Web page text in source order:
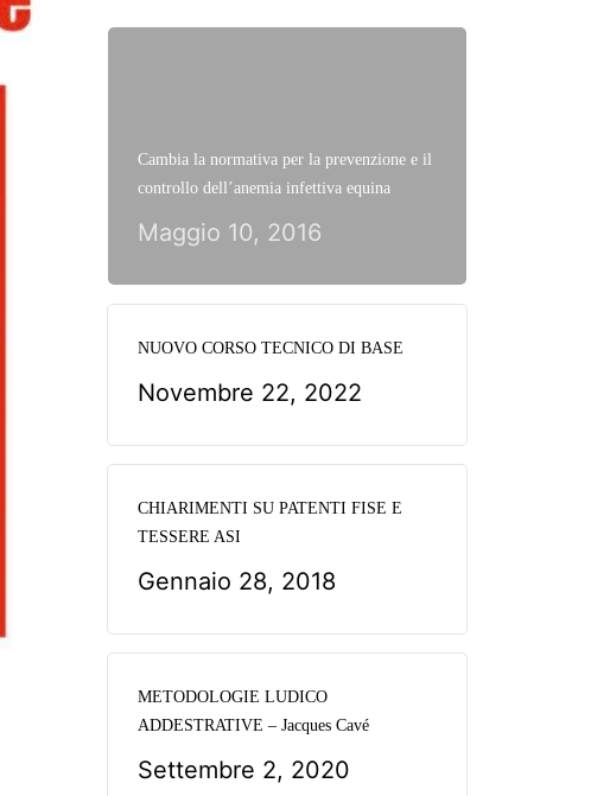
Cambia la normativa per la prevenzione e il
controllo dell’anemia infettiva equina
Maggio 10, 2016
NUOVO CORSO TECNICO DI BASE
Novembre 22, 2022
CHIARIMENTI SU PATENTI FISE E
TESSERE ASI
Gennaio 28, 2018
METODOLOGIE LUDICO
ADDESTRATIVE – Jacques Cavé
Settembre 2, 2020